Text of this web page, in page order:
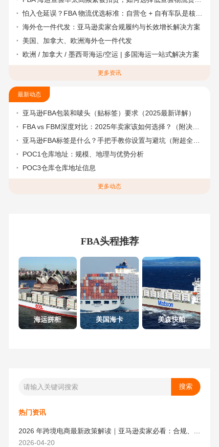
怕入仓延误？FBA 物流优选标准：自营仓 + 自有车队是核心硬指标
海外仓一件代发：亚马逊卖家合规履约与长效增长解决方案
美国、加拿大、欧洲海外仓一件代发
欧洲 / 加拿大 / 墨西哥海运/空运 | 多国海运一站式解决方案
更多资讯
最新动态
亚马逊FBA包装和唛头（贴标签）要求（2025最新详解）
FBA vs FBM深度对比：2025年卖家该如何选择？（附决策流程图）
亚马逊FBA标签是什么？手把手教你设置与避坑（附超全指南）
POC1仓库地址：规模、地理与优势分析
POC3仓库仓库地址信息
更多动态
FBA头程推荐
海运拼柜 美国海卡 美森快船
热门资讯
2026-04-20